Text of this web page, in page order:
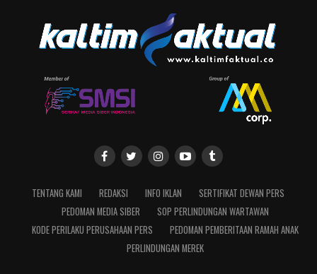
TENTANG KAMI REDAKSI INFO IKLAN
SERTIFIKAT DEWAN PERS
PEDOMAN MEDIA SIBER
SOP PERLINDUNGAN WARTAWAN
KODE PERILAKU PERUSAHAAN PERS
PEDOMAN PEMBERITAAN RAMAH ANAK
PERLINDUNGAN MEREK